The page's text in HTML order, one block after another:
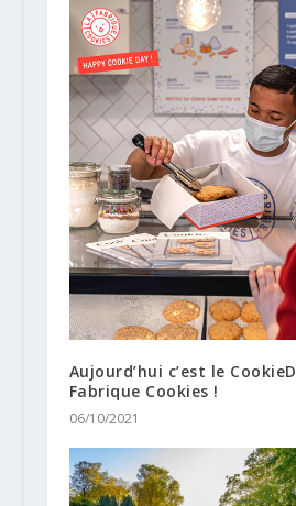
Aujourd’hui c’est le
Fabrique Cookies !
06/10/2021